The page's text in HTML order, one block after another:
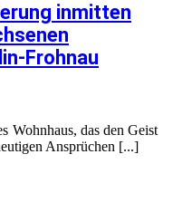
inmitten
Frohnau
Wohnhaus, das den Geist
Ansprüchen [...]